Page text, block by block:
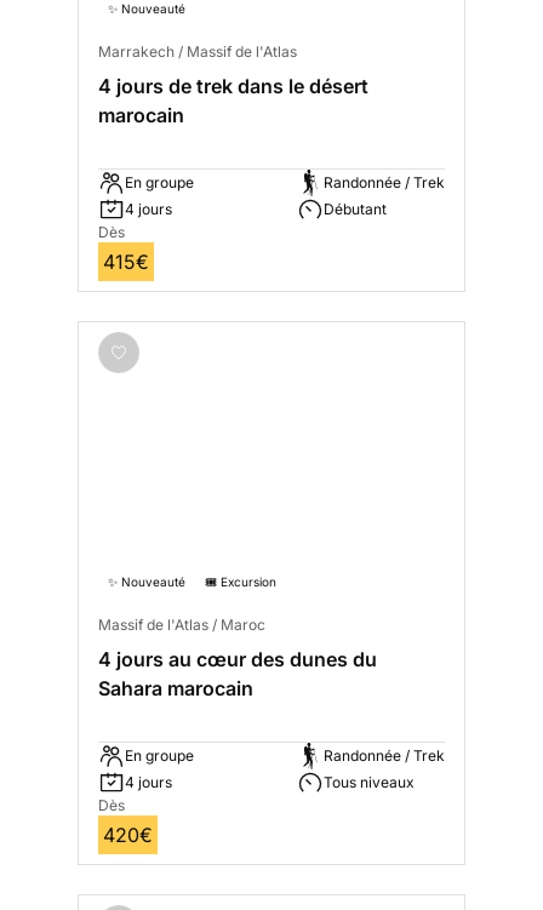
✨ Nouveauté
Marrakech / Massif de l'Atlas
4 jours de trek dans le désert
marocain
En groupe
4 jours
Randonnée / Trek
Débutant
Dès
415€
✨ Nouveauté 🎟️ Excursion
Massif de l'Atlas / Maroc
4 jours au cœur des dunes du
Sahara marocain
En groupe
4 jours
Randonnée / Trek
Tous niveaux
Dès
420€